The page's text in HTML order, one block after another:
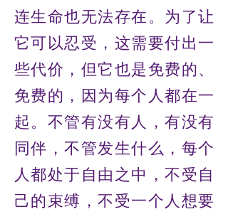
连生命也无法存在。为了让
它可以忍受，这需要付出一
些代价，但它也是免费的、
免费的，因为每个人都在一
起。不管有没有人，有没有
同伴，不管发生什么，每个
人都处于自由之中，不受自
己的束缚，不受一个人想要